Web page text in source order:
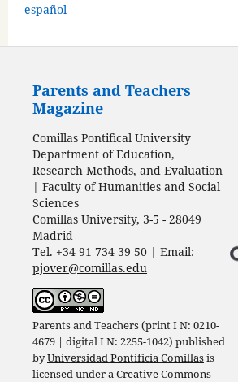
español
Parents and Teachers
Magazine
Comillas Pontifical University
Department of Education,
Research Methods, and Evaluation
| Faculty of Humanities and Social
Sciences
Comillas University, 3-5 - 28049
Madrid
Tel. +34 91 734 39 50 | Email:
pjover@comillas.edu
Parents and Teachers (print I N: 0210-
4679 | digital I N: 2255-1042) published
byUniversidad Pontificia Comillasis
licensed under aCreative Commons